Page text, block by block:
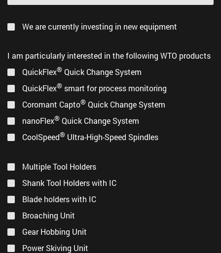
Vaše výhoda:
Čas na změnu nástrojů může
být významě zkrácen.
Rychlá a bezpečná výměna nástroje za
pomocíjednoručnéhoklíče(registrovaný
patent).
powRgrip collet chuck adapter
Mini floating chuck adapter MPHC
DIN 6499, ISO 15488
24.8 mm
Precision boring heads EWN, Series 310, Ø 20 –
Rough boring heads SW, Series 319, Ø 20 – 66
mm
We are currently investing in new equipment
I am particularly interested in the following WTO products
QuickFlex® Quick Change System
QuickFlex® smart for process monitoring
Coromant Capto® Quick Change System
nanoFlex® Quick Change System
CoolSpeed® Ultra-High-Speed Spindles
Multiple Tool Holders
Shank Tool Holders with IC
Blade holders with IC
Broaching Unit
Gear Hobbing Unit
Power Skiving Unit